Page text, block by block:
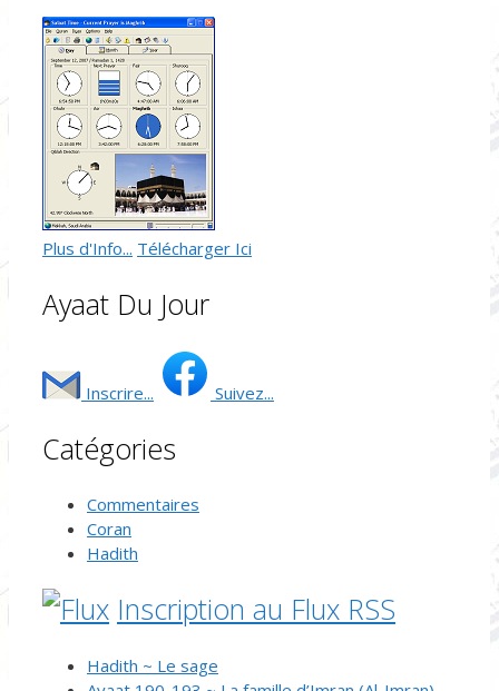
Plus d'Info... Télécharger Ici
Ayaat Du Jour
Inscrire... Suivez...
Catégories
Commentaires
Coran
Hadith
Inscription au Flux RSS
Hadith ~ Le sage